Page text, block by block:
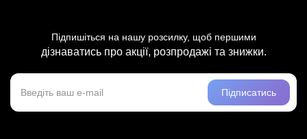
Підпишіться на нашу розсилку, щоб першими
дізнаватись про акції, розпродажі та знижки.
Підписатись